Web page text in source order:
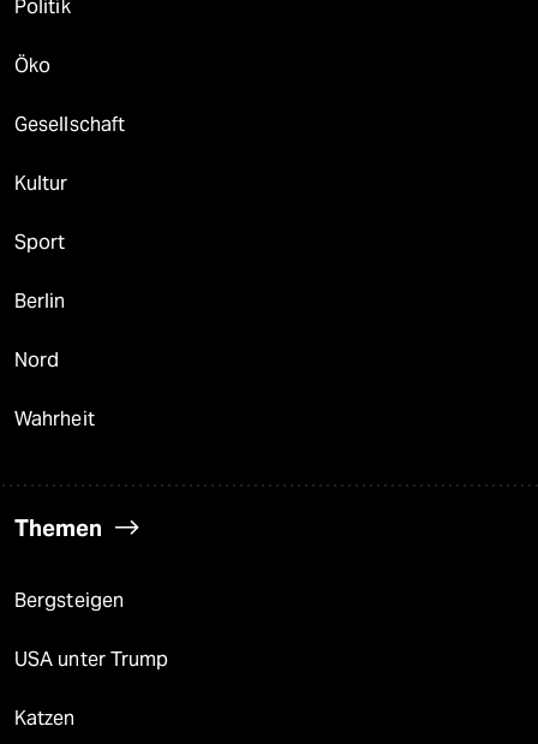
Politik
Öko
Gesellschaft
Kultur
Sport
Berlin
Nord
Wahrheit
Themen
Bergsteigen
USA unter Trump
Katzen